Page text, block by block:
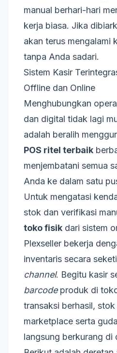
manual berhari-hari
kerja biasa. Jika
akan terus mengalami
tanpa Anda sadari.
Sistem Kasir
Offline dan Online
Menghubungkan
dan digital tidak lagi
adalah beralih
POS ritel terbaik
menjembatani semua
Anda ke dalam satu
Untuk mengatasi
stok dan verifikasi
toko fisik dari sistem
Plexseller bekerja
inventaris secara
channel. Begitu kasir
barcodeproduk di
transaksi berhasil,
marketplace serta
langsung berkurang di